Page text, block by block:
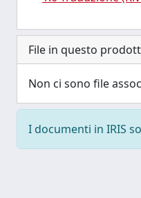
File in questo
Non ci sono file
I documenti in IRIS